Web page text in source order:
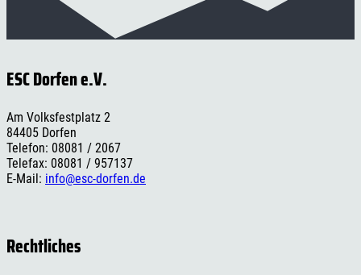
ESC Dorfen e.V.
Am Volksfestplatz 2
84405 Dorfen
Telefon: 08081 / 2067
Telefax: 08081 / 957137
E-Mail: info@esc-dorfen.de
Rechtliches